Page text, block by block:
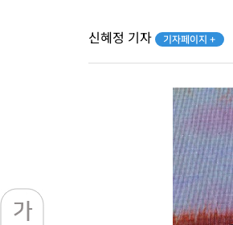
신혜정 기자 기자페이지 +